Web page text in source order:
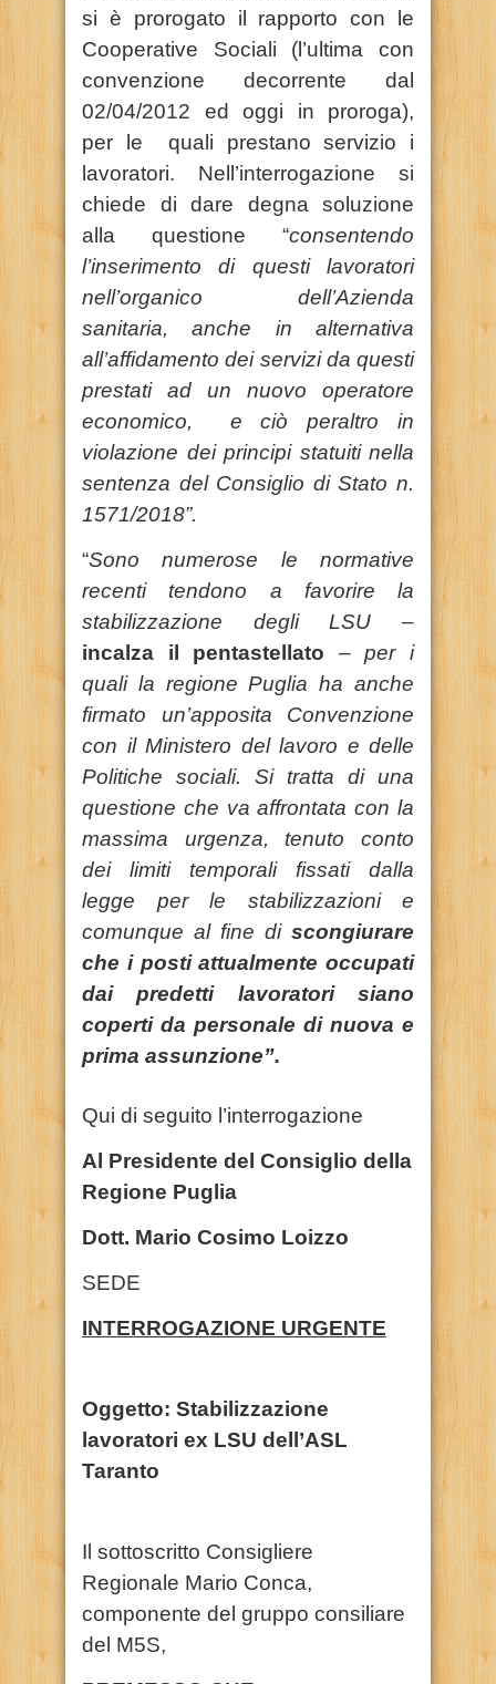
si è prorogato il rapporto con le
Cooperative Sociali (l’ultima con
convenzione decorrente dal
02/04/2012 ed oggi in proroga),
per le quali prestano servizio i
lavoratori. Nell’interrogazione si
chiede di dare degna soluzione
alla questione “consentendo
l’inserimento di questi lavoratori
nell’organico dell’Azienda
sanitaria, anche in alternativa
all’affidamento dei servizi da questi
prestati ad un nuovo operatore
economico, e ciò peraltro in
violazione dei principi statuiti nella
sentenza del Consiglio di Stato n.
1571/2018”.
“Sononumerose le normative
recenti tendono a favorire la
stabilizzazione degli LSU –
incalza il pentastellato –per i
quali la regione Puglia ha anche
firmato un’apposita Convenzione
con il Ministero del lavoro e delle
Politiche sociali. Si tratta di una
questione che va affrontata con la
massima urgenza, tenuto conto
dei limiti temporali fissati dalla
legge per le stabilizzazioni e
comunque al fine di scongiurare
che i posti attualmente occupati
dai predetti lavoratori siano
coperti da personale di nuova e
prima assunzione”.
Qui di seguito l’interrogazione
Al Presidente del Consiglio della
Regione Puglia
Dott. Mario Cosimo Loizzo
SEDE
INTERROGAZIONE URGENTE
Oggetto: Stabilizzazione
lavoratori ex LSU dell’ASL
Taranto
Il sottoscritto Consigliere
Regionale Mario Conca,
componente del gruppo consiliare
del M5S,